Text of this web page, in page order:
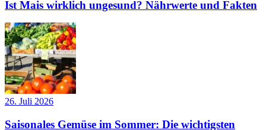
Ist Mais wirklich ungesund? Nährwerte und Fakten
26. Juli 2026
Saisonales Gemüse im Sommer: Die wichtigsten